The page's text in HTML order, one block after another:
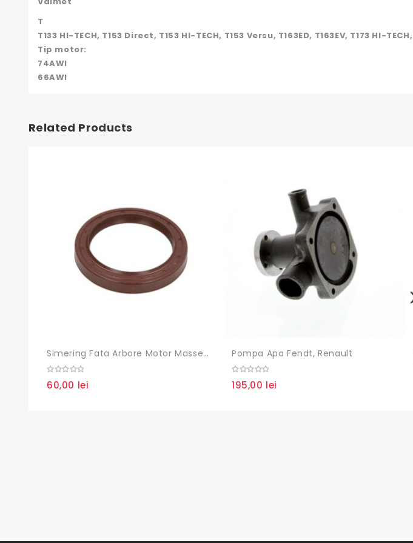
T
T133 HI-TECH, T153 Direct, T153 HI-TECH, T153 Versu, T163ED, T163EV, T173 HI-
Tip motor:
74AWI
66AWI
Related Products
Simering Fata Arbore Motor Massey Ferguson
out
60,00 lei
Pompa Apa Fendt, Renault
out
195,00 lei